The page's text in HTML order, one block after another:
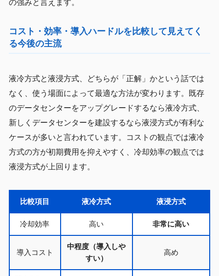
の強みと言えます。
コスト・効率・導入ハードルを比較して見えてく
る今後の主流
液冷方式と液浸方式、どちらが「正解」かという話では
なく、使う場面によって最適な方法が変わります。既存
のデータセンターをアップグレードするなら液冷方式、
新しくデータセンターを建設するなら液浸方式が有利な
ケースが多いと言われています。コストの観点では液冷
方式の方が初期費用を抑えやすく、冷却効率の観点では
液浸方式が上回ります。
比較項目 液冷方式 液浸方式
冷却効率 高い 非常に高い
導入コスト
中程度（導入しや
すい）
高め